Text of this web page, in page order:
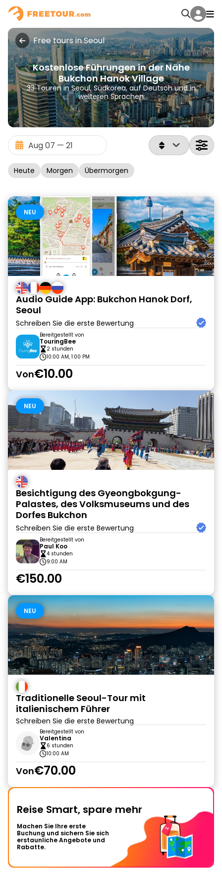
Free tours in Seoul
Kostenlose Führungen in der Nähe
Bukchon Hanok Village
33 Touren in Seoul, Südkorea, auf Deutsch und in
weiteren Sprachen
Heute Morgen Übermorgen
NEU
Audio Guide App: Bukchon Hanok Dorf,
Seoul
Schreiben Sie die erste Bewertung
Bereitgestellt von
TouringBee
2 stunden
10:00 AM, 1:00 PM
Von€10.00
NEU
Besichtigung des Gyeongbokgung-
Palastes, des Volksmuseums und des
Dorfes Bukchon
Schreiben Sie die erste Bewertung
Bereitgestellt von
Paul Koo
4 stunden
9:00 AM
€150.00
NEU
Traditionelle Seoul-Tour mit
italienischem Führer
Schreiben Sie die erste Bewertung
Bereitgestellt von
Valentina
6 stunden
10:00 AM
Von€70.00
Reise Smart, spare mehr
Machen Sie Ihre erste
Buchung und sichern Sie sich
erstaunliche Angebote und
Rabatte.